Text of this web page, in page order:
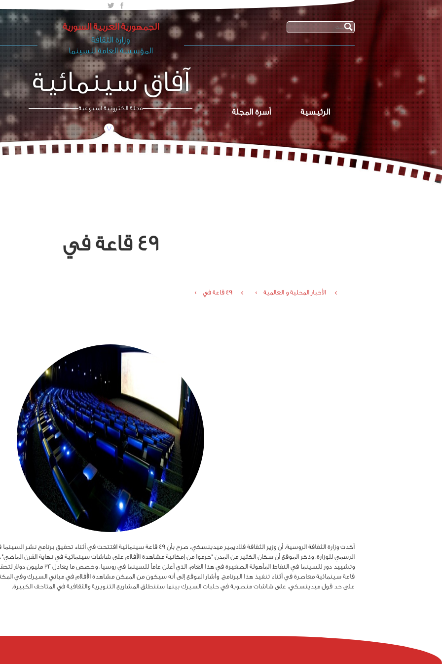
الجمهورية العربية السورية
وزارة الثقافة
المؤسسة العامة للسينما
آفاق سينمائية
الرئيسية أسرة المجلة مجلة الكترونية اسبوعية
/\
49 قاعة في
الأخبار المحلية و العالمية › 49 قاعة في ›
أكدت وزارة الثقافة الروسية، أن وزير الثقافة فلاديمير ميدينسكي، صرح بأن 49 قاعة سينمائية
الرسمي للوزارة. وذكر الموقع أن سكان الكثير من المدن "حرموا من إمكانية مشاهدة الأفلام على شاشات سينمائية في نهاية القرن الماضي"،
قاعة سينمائية معاصرة في أثناء تنفيذ هذا البرنامج. وأشار الموقع إلى أنه سيكون من الممكن مشاهدة الأفلام في مباني السيرك وفي
على حد قول ميدينسكي، على شاشات منصوبة في حلبات السيرك بينما ستنطلق المشاريع التنويرية والثقافية في المتاحف الكبيرة.